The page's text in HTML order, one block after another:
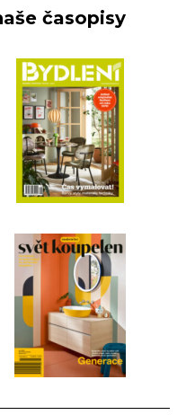
časopisy